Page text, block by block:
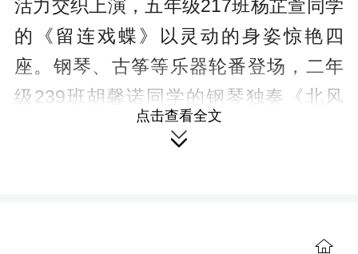
活力交织上演，五年级217班杨芷萱同学
的《留连戏蝶》以灵动的身姿惊艳四
座。钢琴、古筝等乐器轮番登场，二年
级239班胡馨诺同学的钢琴独奏《北风
吹》行云流水，展现了扎实的艺术功
点击查看全文
